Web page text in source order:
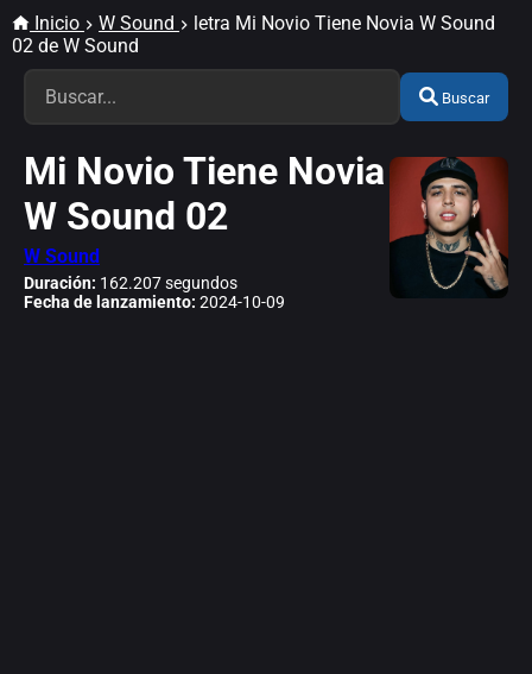
Inicio W Sound
letra Mi Novio Tiene Novia W Sound
02 de W Sound
Buscar
Mi Novio Tiene Novia
W Sound 02
W Sound
Duración: 162.207 segundos
Fecha de lanzamiento: 2024-10-09